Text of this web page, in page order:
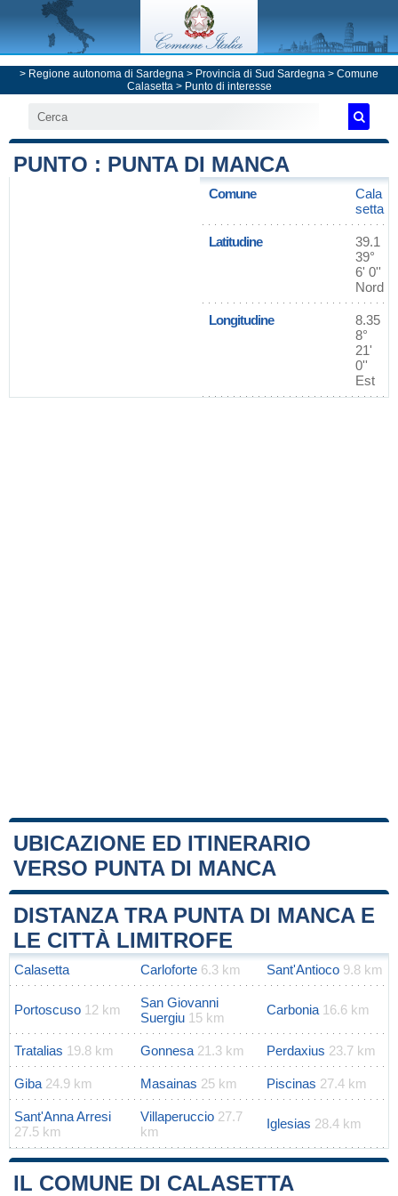
> Regione autonoma di Sardegna > Provincia di Sud Sardegna > Comune
Calasetta> Punto di interesse
PUNTO : PUNTA DI MANCA
Comune
Cala
setta
Latitudine
39.1
39°
6' 0''
Nord
Longitudine
8.35
8°
21'
0''
Est
UBICAZIONE ED ITINERARIO
VERSO PUNTA DI MANCA
+
−
Leaflet|Map data ©OpenStreetMap
DISTANZA TRA PUNTA DI MANCA E
LE CITTÀ LIMITROFE
Calasetta Carloforte 6.3 km Sant'Antioco 9.8 km
Portoscuso 12 km
San Giovanni
Suergiu 15 km
Carbonia 16.6 km
Tratalias 19.8 km Gonnesa 21.3 km Perdaxius 23.7 km
Giba 24.9 km Masainas 25 km Piscinas 27.4 km
Sant'Anna Arresi
27.5 km
Villaperuccio 27.7
km
Iglesias 28.4 km
IL COMUNE DI CALASETTA